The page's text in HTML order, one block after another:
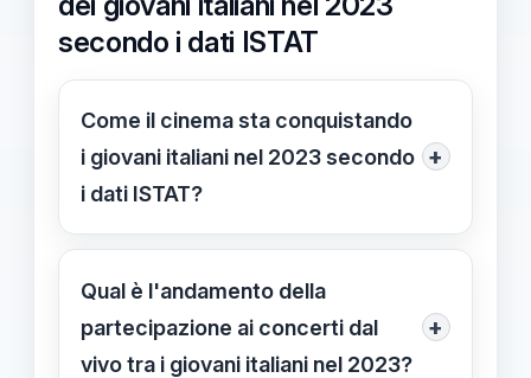
secondo i dati ISTAT
Come il cinema sta conquistando
i giovani italiani nel 2023 secondo
i dati ISTAT?
+
Nel 2023, il 68,2% degli undicenni
frequenta il cinema, salendo al 79,1%
tra i diciottenni, con interesse che
cresce con l'età, secondo i dati
Qual è l'andamento della
partecipazione ai concerti dal
vivo tra i giovani italiani nel 2023?
+